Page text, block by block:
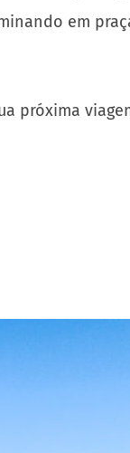
em
próxima